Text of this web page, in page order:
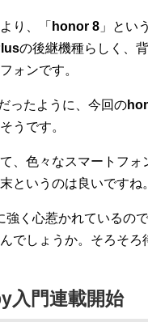
り、「 honor 8 」とい
の後継機種らしく、
ォンです。
ったように、今回の
うです。
、色々なスマートフ
というのは良いですね
強く心惹かれているので
でしょうか。そろそろ
入門連載開始